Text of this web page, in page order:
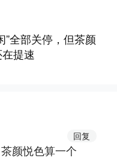
”全部关停，但茶颜
提速
回复
颜悦色算一个